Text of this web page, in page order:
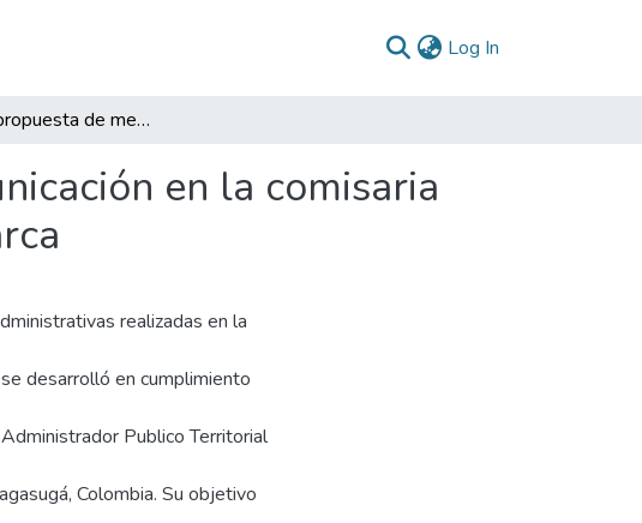
Log In
Análisis y propuesta de mejora sobre la comunicación en la comisaria tercera del municipio de Soacha – Cundinamarca
en la comisaria
realizadas en la
desarrolló en cumplimiento
Publico Territorial
Colombia. Su objetivo